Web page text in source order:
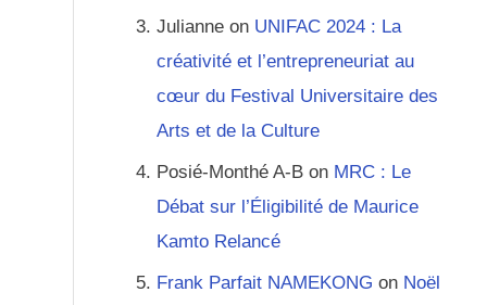
Julianne on UNIFAC 2024 : La
créativité et l’entrepreneuriat au
cœur du Festival Universitaire des
Arts et de la Culture
Posié-Monthé A-B on MRC : Le
Débat sur l’Éligibilité de Maurice
Kamto Relancé
Frank Parfait NAMEKONG on Noël